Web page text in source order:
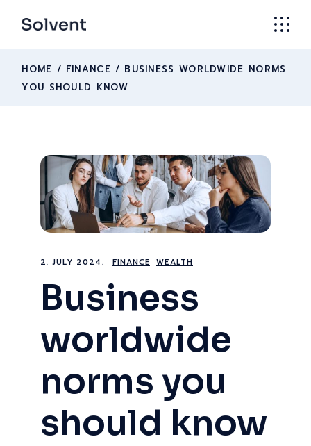
HOME FINANCE
BUSINESS WORLDWIDE NORMS
YOU SHOULD KNOW
2. JULY 2024. FINANCE WEALTH
Business
worldwide
norms you
should know